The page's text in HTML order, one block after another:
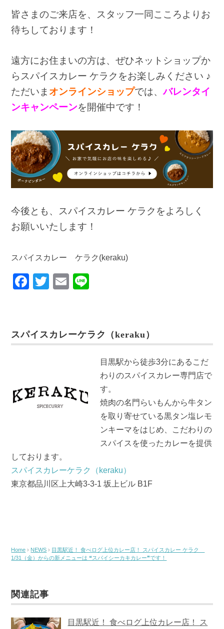
皆さまのご来店を、スタッフ一同こころよりお
待ちしております！
遠方にお住まいの方は、ぜひネットショップか
らスパイスカレー ケラクをお楽しみください ♪
ただいま オンラインショップでは、バレンタイ
ンキャンペーンを開催中です！
今後とも、スパイスカレー ケラクをよろしく
お願いいたします！
スパイスカレー ケラク(keraku)
F
e
b
k
T
er
E
スパイスカレーケラク（keraku）
目黒駅から徒歩3分にあるこだ
わりのスパイスカレー専門店で
す。
焼肉の名門らいもんから牛タン
を取り寄せている黒タン塩レモ
ンキーマをはじめ、こだわりの
スパイスを使ったカレーを提供
しております。
スパイスカレーケラク（keraku）
東京都品川区上大崎3-3-1 坂上ビル B1F
Home › NEWS › 目黒駅近！ 食べログ上位カレー店！ スパイスカレー ケラク
1/31（金）からの新メニューは ❝スパイシーカキカレー❞です！
関連記事
目黒駅近！ 食べログ上位カレー店！ ス